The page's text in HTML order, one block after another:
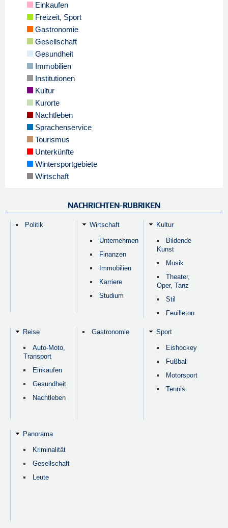
Einkaufen
Freizeit, Sport
Gastronomie
Gesellschaft
Gesundheit
Immobilien
Institutionen
Kultur
Kurorte
Nachtleben
Sprachenservice
Tourismus
Unterkünfte
Wintersportgebiete
Wirtschaft
NACHRICHTEN-RUBRIKEN
Politik Wirtschaft
Unternehmen
Finanzen
Immobilien
Karriere
Studium
Kultur
Bildende
Kunst
Musik
Theater,
Oper, Tanz
Stil
Feuilleton
Reise
Auto-Moto,
Transport
Einkaufen
Gesundheit
Nachtleben
Gastronomie Sport
Eishockey
Fußball
Motorsport
Tennis
Panorama
Kriminalität
Gesellschaft
Leute